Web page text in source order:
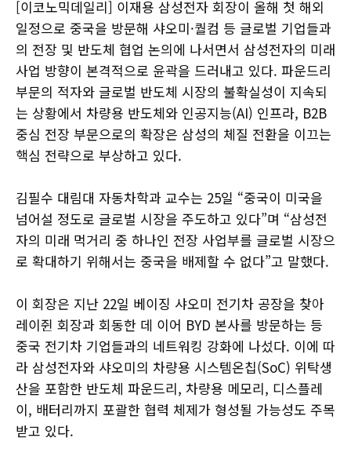
[이코노믹데일리] 이재용 삼성전자 회장이 올해 첫 해외
일정으로 중국을 방문해 샤오미·퀄컴 등 글로벌 기업들과
의 전장 및 반도체 협업 논의에 나서면서 삼성전자의 미래
사업 방향이 본격적으로 윤곽을 드러내고 있다. 파운드리
부문의 적자와 글로벌 반도체 시장의 불확실성이 지속되
는 상황에서 차량용 반도체와 인공지능(AI) 인프라, B2B
중심 전장 부문으로의 확장은 삼성의 체질 전환을 이끄는
핵심 전략으로 부상하고 있다.
김필수 대림대 자동차학과 교수는 25일 “중국이 미국을
넘어설 정도로 글로벌 시장을 주도하고 있다”며 “삼성전
자의 미래 먹거리 중 하나인 전장 사업부를 글로벌 시장으
로 확대하기 위해서는 중국을 배제할 수 없다”고 말했다.
이 회장은 지난 22일 베이징 샤오미 전기차 공장을 찾아
레이쥔 회장과 회동한 데 이어 BYD 본사를 방문하는 등
중국 전기차 기업들과의 네트워킹 강화에 나섰다. 이에 따
라 삼성전자와 샤오미의 차량용 시스템온칩(SoC) 위탁생
산을 포함한 반도체 파운드리, 차량용 메모리, 디스플레
이, 배터리까지 포괄한 협력 체제가 형성될 가능성도 주목
받고 있다.